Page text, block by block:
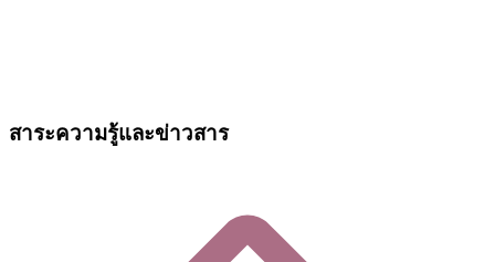
สาระความรู้และข่าวสาร